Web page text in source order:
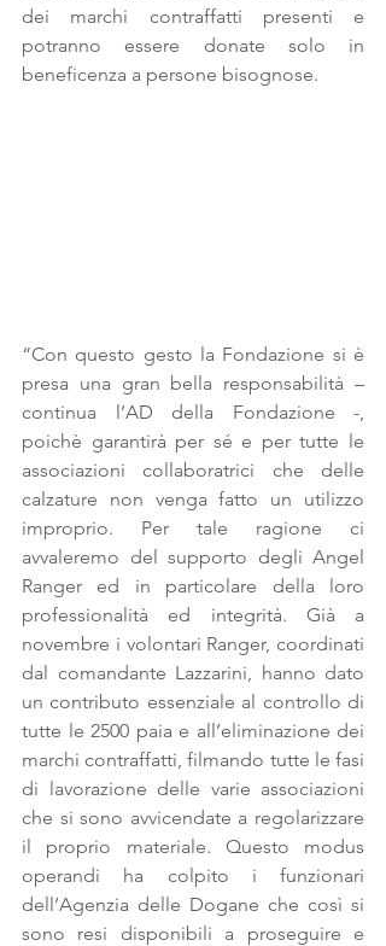
dei marchi contraffatti presenti e
potranno essere donate solo in
beneficenza a persone bisognose.
“Con questo gesto la Fondazione si è
presa una gran bella responsabilità –
continua l’AD della Fondazione -,
poichè garantirà per sé e per tutte le
associazioni collaboratrici che delle
calzature non venga fatto un utilizzo
improprio. Per tale ragione ci
avvaleremo del supporto degli Angel
Ranger ed in particolare della loro
professionalità ed integrità. Già a
novembre i volontari Ranger, coordinati
dal comandante Lazzarini, hanno dato
un contributo essenziale al controllo di
tutte le 2500 paia e all’eliminazione dei
marchi contraffatti, filmando tutte le fasi
di lavorazione delle varie associazioni
che si sono avvicendate a regolarizzare
il proprio materiale. Questo modus
operandi ha colpito i funzionari
dell’Agenzia delle Dogane che così si
sono resi disponibili a proseguire e